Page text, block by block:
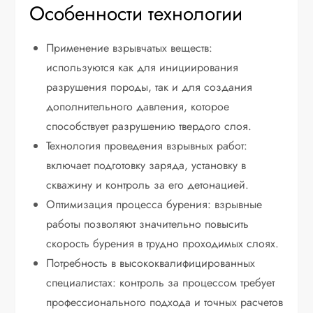
Особенности технологии
Применение взрывчатых веществ:
используются как для инициирования
разрушения породы, так и для создания
дополнительного давления, которое
способствует разрушению твердого слоя.
Технология проведения взрывных работ:
включает подготовку заряда, установку в
скважину и контроль за его детонацией.
Оптимизация процесса бурения: взрывные
работы позволяют значительно повысить
скорость бурения в трудно проходимых слоях.
Потребность в высококвалифицированных
специалистах: контроль за процессом требует
профессионального подхода и точных расчетов